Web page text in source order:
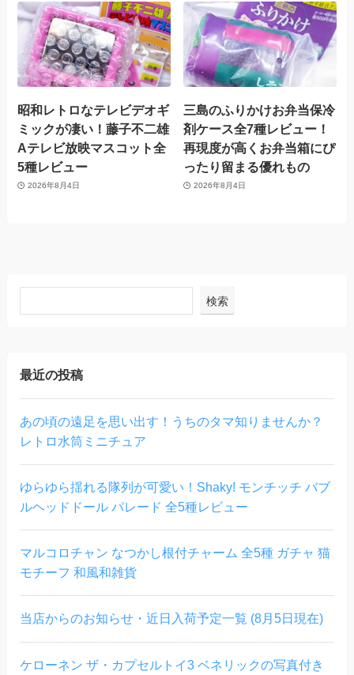
昭和レトロなテレビデオギ
ミックが凄い！藤子不二雄
Aテレビ放映マスコット全
5種レビュー
2026年8月4日
三島のふりかけお弁当保冷
剤ケース全7種レビュー！
再現度が高くお弁当箱にぴ
ったり留まる優れもの
2026年8月4日
検索
最近の投稿
あの頃の遠足を思い出す！うちのタマ知りませんか？
レトロ水筒ミニチュア
ゆらゆら揺れる隊列が可愛い！Shaky! モンチッチ バブ
ルヘッドドール パレード 全5種レビュー
マルコロチャン なつかし根付チャーム 全5種 ガチャ 猫
モチーフ 和風和雑貨
当店からのお知らせ・近日入荷予定一覧 (8月5日現在)
ケローネン ザ・カプセルトイ3 ベネリックの写真付き